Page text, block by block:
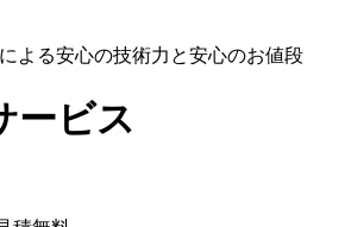
よる安心の技術力と安心のお値段
ービス